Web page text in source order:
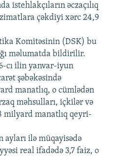
360p 480p
1080p
360p
480p
720p
1080p
istehlakçıların əczaçılıq
çəkdiyi xərc 24,9
Komitəsinin (DSK) bu
məlumatda bildirilir.
cı ilin yanvar-iyun
şəbəkəsində
manatlıq, o cümlədən
məhsulları, içkilər və
milyard manatlıq qeyri-
ilə müqayisədə
real ifadədə 3,7 faiz, o